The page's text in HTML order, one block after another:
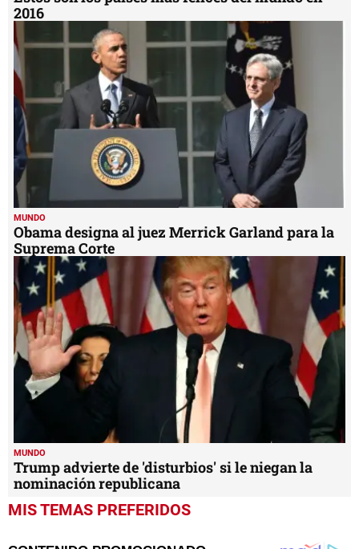
2016
MUNDO
Obama designa al juez Merrick Garland para la
Suprema Corte
MUNDO
Trump advierte de 'disturbios' si le niegan la
nominación republicana
MIS TEMAS PREFERIDOS